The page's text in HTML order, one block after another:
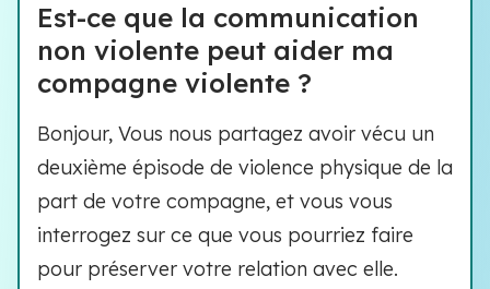
Est-ce que la communication
non violente peut aider ma
compagne violente ?
Bonjour, Vous nous partagez avoir vécu un
deuxième épisode de violence physique de la
part de votre compagne, et vous vous
interrogez sur ce que vous pourriez faire
pour préserver votre relation avec elle.